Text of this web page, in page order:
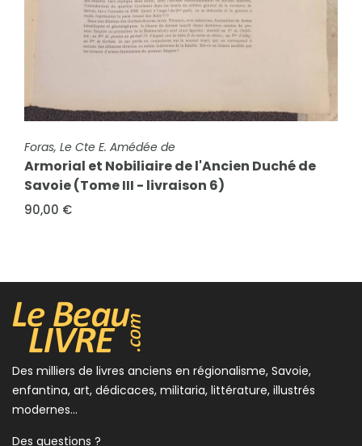
FICHE COMPLÈTE
Foras, Le Cte E. Amédée de
Armorial et Nobiliaire de l'Ancien Duché de
Savoie (Tome III - livraison 6)
90,00 €
FICHE COMPLÈTE
Foras, Le Cte E. Amédée de
Savoie (Tome I - livraison 22)
90,00 €
Des milliers de livres anciens en régionalisme, Savoie,
enfantina, art, dédicaces, militaria, littérature, illustrés
modernes...
Des questions ?